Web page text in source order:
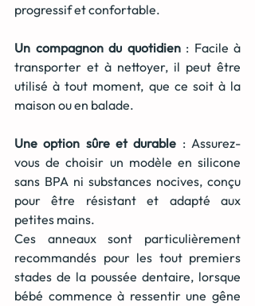
progressif et confortable.
Un compagnon du quotidien : Facile à
transporter et à nettoyer, il peut être
utilisé à tout moment, que ce soit à la
maison ou en balade.
Une option sûre et durable : Assurez-
vous de choisir un modèle en silicone
sans BPA ni substances nocives, conçu
pour être résistant et adapté aux
petites mains.
Ces anneaux sont particulièrement
recommandés pour les tout premiers
stades de la poussée dentaire, lorsque
bébé commence à ressentir une gêne